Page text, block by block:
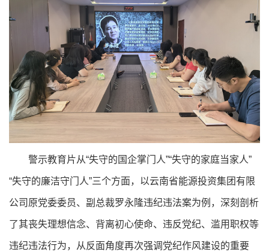
警示教育片从“失守的国企掌门人”“失守的家庭当家人”
“失守的廉洁守门人”三个方面，以云南省能源投资集团有限
公司原党委委员、副总裁罗永隆违纪违法案为例，深刻剖析
了其丧失理想信念、背离初心使命、违反党纪、滥用职权等
违纪违法行为，从反面角度再次强调党纪作风建设的重要